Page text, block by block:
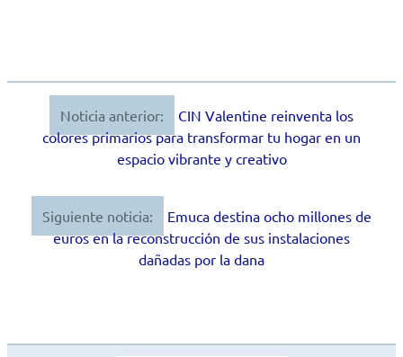
Navegación
Noticia anterior:
CIN Valentine reinventa los
colores primarios para transformar tu hogar en un
espacio vibrante y creativo
Siguiente noticia:
Emuca destina ocho millones de
euros en la reconstrucción de sus instalaciones
dañadas por la dana